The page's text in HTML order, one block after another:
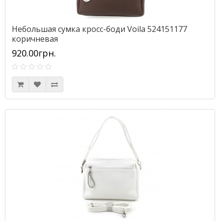
Небольшая сумка кросс-боди Voila 524151177
коричневая
920.00грн.